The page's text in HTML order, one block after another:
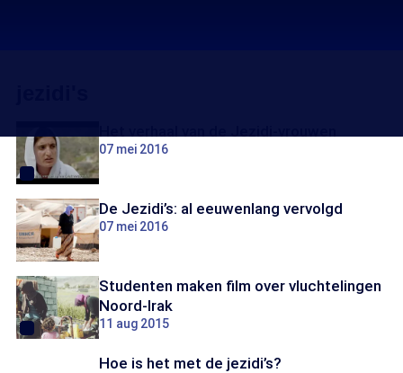
07 mei 2016
De Jezidi’s: al eeuwenlang vervolgd
07 mei 2016
Studenten maken film over vluchtelingen
Noord-Irak
11 aug 2015
Hoe is het met de jezidi’s?